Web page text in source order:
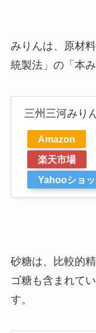
みりんは、原材
統製法」の「本
三州三河みり
Amazon
楽天市場
Yahooショ
砂糖は、比較的
ゴ糖も含まれて
す。